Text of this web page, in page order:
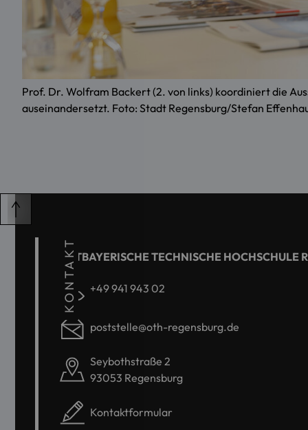
Prof. Dr. Wolfram Backert (2. von links) koordiniert die
auseinandersetzt. Foto: Stadt Regensburg/Stefan
KONTAKT
OSTBAYERISCHE TECHNISCHE HOCHSCHULE
+49 941 943 02
poststelle@oth-regensburg.de
Seybothstraße 2
93053 Regensburg
Kontaktformular